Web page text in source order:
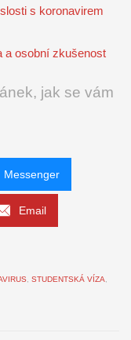
s koronavirem
a osobní zkušenost
jak se vám
Messenger
Email
STUDENTSKÁ VÍZA